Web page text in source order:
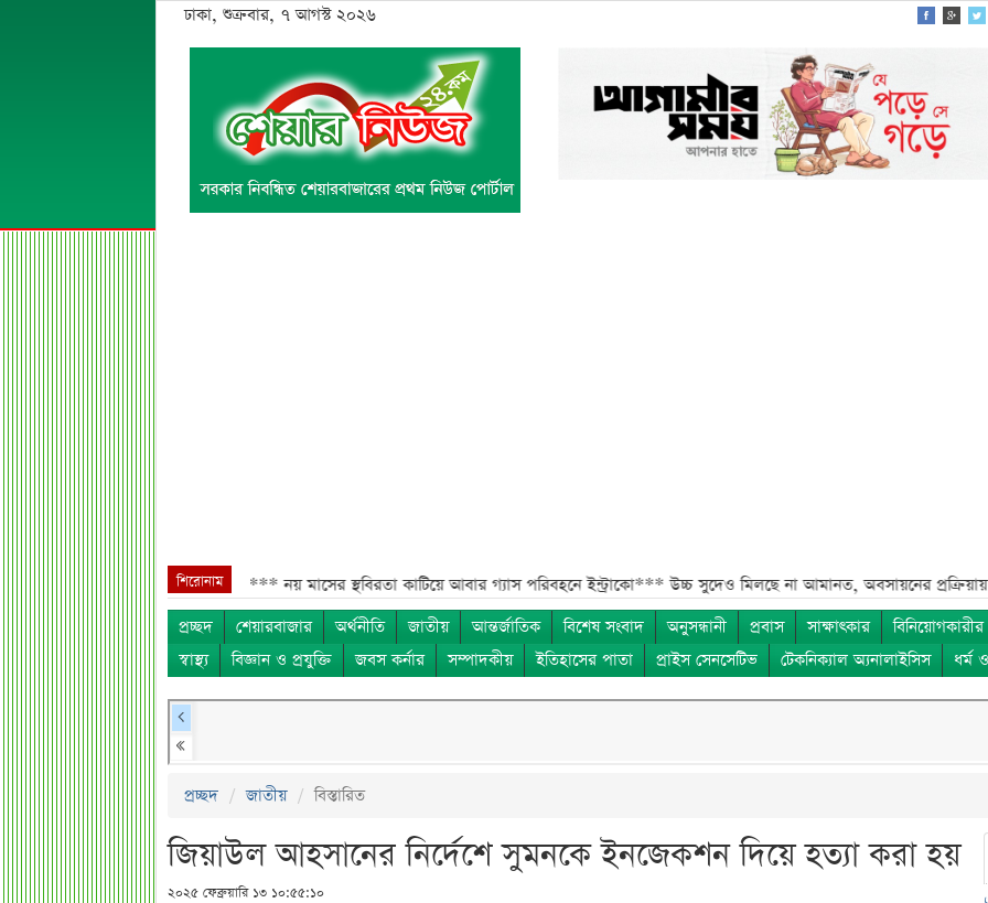
ঢাকা, শুক্রবার, ৭ আগস্ট ২০২৬
শিরোনাম
জন্য বড় সুখবর*** নয় মাসের স্থবিরতা কাটিয়ে আবার গ্যাস পরিবহনে ইন্ট্রাকো*** উচ্চ সুদেও মিলছে না আমানত, অবসায়নের প্রক্রিয়ায় ৫ আর্থিক
প্রচ্ছদ
শেয়ারবাজার অর্থনীতি জাতীয় আন্তর্জাতিক বিশেষ সংবাদ অনুসন্ধানী প্রবাস সাক্ষাৎকার
স্বাস্থ্য
বিজ্ঞান ও প্রযুক্তি জবস কর্নার সম্পাদকীয় ইতিহাসের পাতা প্রাইস সেনসেটিভ টেকনিক্যাল অ্যনালাইসিস ধর্ম
প্রচ্ছদ জাতীয় বিস্তারিত
জিয়াউল আহসানের নির্দেশে সুমনকে ইনজেকশন দিয়ে হত্যা করা হয়
২০২৫ ফেব্রুয়ারি ১৩ ১০:৫৫:১০